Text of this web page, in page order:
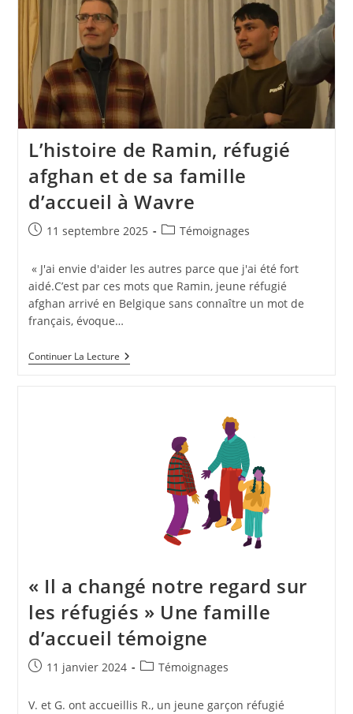
L’histoire de Ramin, réfugié
afghan et de sa famille
d’accueil à Wavre
11 septembre 2025 Témoignages
« J'ai envie d'aider les autres parce que j'ai été fort
aidé.C’est par ces mots que Ramin, jeune réfugié
afghan arrivé en Belgique sans connaître un mot de
français, évoque…
Continuer La Lecture
« Il a changé notre regard sur
les réfugiés » Une famille
d’accueil témoigne
11 janvier 2024 Témoignages
V. et G. ont accueillis R., un jeune garçon réfugié